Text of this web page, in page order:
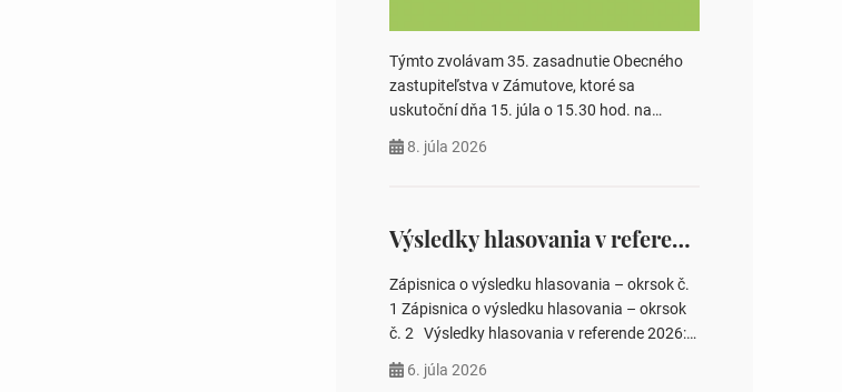
Týmto zvolávam 35. zasadnutie Obecného
zastupiteľstva v Zámutove, ktoré sa
uskutoční dňa 15. júla o 15.30 hod. na
Schválenie programu rokovania 2.
voľby poslancov obecných zastupiteľstiev,
počtu poslancov obecných zastupiteľstiev v
nich 4. Schválenie odpredaja obecného
pozemku –…
8. júla 2026
Výsledky hlasovania v referende 2026
Zápisnica o výsledku hlasovania – okrsok č.
1 Zápisnica o výsledku hlasovania – okrsok
č. 2 Výsledky hlasovania v referende 2026:
na hlasovaní https://www.volbysr.sk/…
6. júla 2026